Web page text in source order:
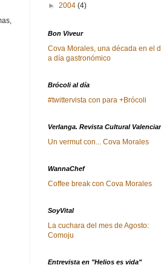
► 2004 (4)
Bon Viveur
Cova Morales, una década en el
a día gastronómico
Brócoli al día
#twittervista con para +Brócoli
Verlanga. Revista Cultural
Un vermut con... Cova Morales
WannaChef
Coffee break con Cova Morales
SoyVital
La cuchara del mes de Agosto:
Comoju
Entrevista en "Helios es vida"